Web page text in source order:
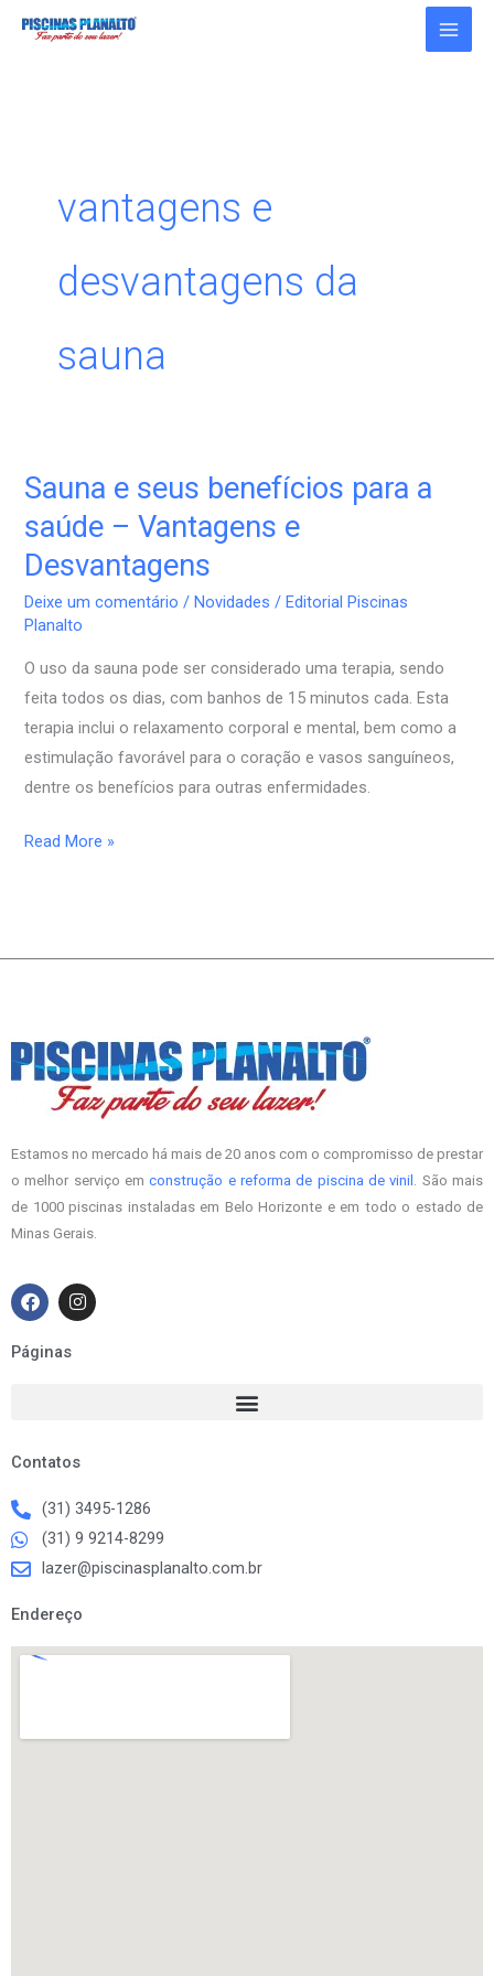
vantagens e
desvantagens da
sauna
Sauna e seus benefícios para a
saúde – Vantagens e
Desvantagens
Deixe um comentário /Novidades /Editorial Piscinas
Planalto
O uso da sauna pode ser considerado uma terapia, sendo
feita todos os dias, com banhos de 15 minutos cada. Esta
terapia inclui o relaxamento corporal e mental, bem como a
estimulação favorável para o coração e vasos sanguíneos,
dentre os benefícios para outras enfermidades.
Sauna
seus
benefícios
para
a
saúde
–
Vantagens
e
Desvantagens
Read More »
Estamos no mercado há mais de 20 anos com o compromisso de prestar
o melhor serviço emconstrução e reforma de piscina de vinil . São mais
de 1000 piscinas instaladas em Belo Horizonte e em todo o estado de
Minas Gerais.
F
a
c
e
b
I
n
s
Páginas
Contatos
(31) 3495-1286
(31) 9 9214-8299
lazer@piscinasplanalto.com.br
Endereço